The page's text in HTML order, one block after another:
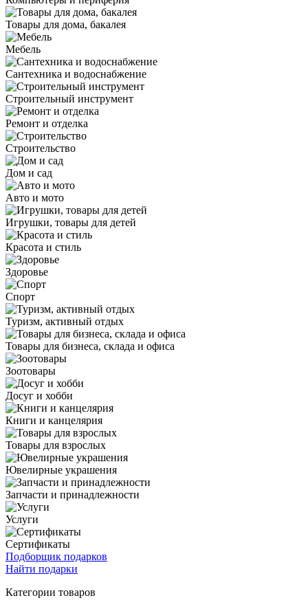
Товары для дома, бакалея
Мебель
Сантехника и водоснабжение
Строительный инструмент
Ремонт и отделка
Строительство
Дом и сад
Авто и мото
Игрушки, товары для детей
Красота и стиль
Здоровье
Спорт
Туризм, активный отдых
Товары для бизнеса, склада и офиса
Зоотовары
Досуг и хобби
Книги и канцелярия
Товары для взрослых
Ювелирные украшения
Запчасти и принадлежности
Услуги
Сертификаты
Подборщик подарков
Найти подарки
Категории товаров